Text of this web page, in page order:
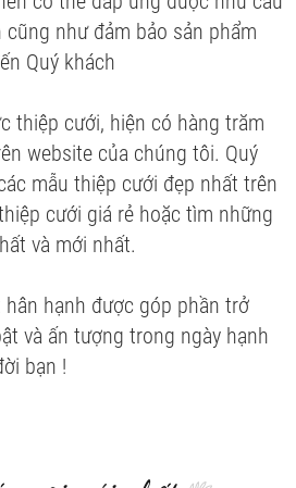
cũng như đảm bảo sản phẩm
Quý khách
thiệp cưới, hiện có hàng trăm
website của chúng tôi. Quý
mẫu thiệp cưới đẹp nhất trên
cưới giá rẻ hoặc tìm những
và mới nhất.
hân hạnh được góp phần trở
và ấn tượng trong ngày hạnh
bạn !